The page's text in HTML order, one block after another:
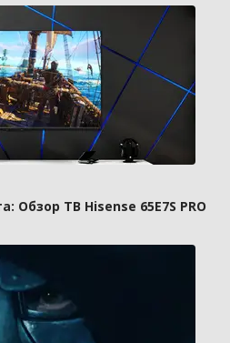
Обзор ТВ Hisense 65E7S PRO